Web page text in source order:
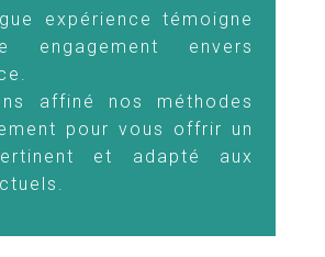
expérience témoigne
engagement envers
affiné nos méthodes
pour vous offrir un
et adapté aux
s.